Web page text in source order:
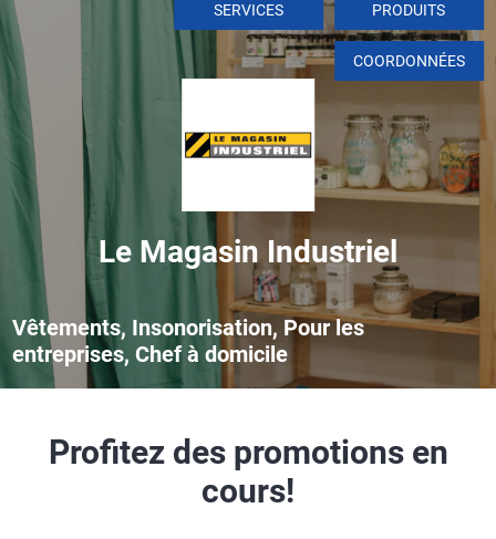
Le Magasin Industriel
Vêtements, Insonorisation, Pour les
entreprises, Chef à domicile
PRODUITS
SERVICES
COORDONNÉES
Profitez des promotions en
cours!